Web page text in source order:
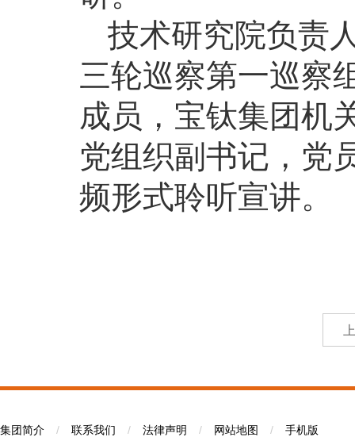
技术研究院负责
三轮巡察第一巡察
成员，宝钛集团机
党组织副书记，党
频形式聆听宣讲。
集团简介 / 联系我们 / 法律声明 / 网站地图 / 手机版